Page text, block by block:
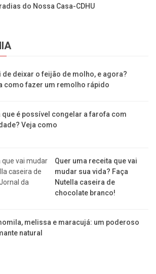
do Nossa Casa-CDHU
de deixar o feijão de molho, e agora?
como fazer um remolho rápido
que é possível congelar a farofa com
Veja como
Quer uma receita que vai
mudar sua vida? Faça
Nutella caseira de
chocolate branco!
melissa e maracujá: um poderoso
natural